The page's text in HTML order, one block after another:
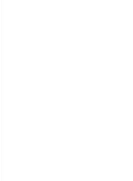
a mejorar los